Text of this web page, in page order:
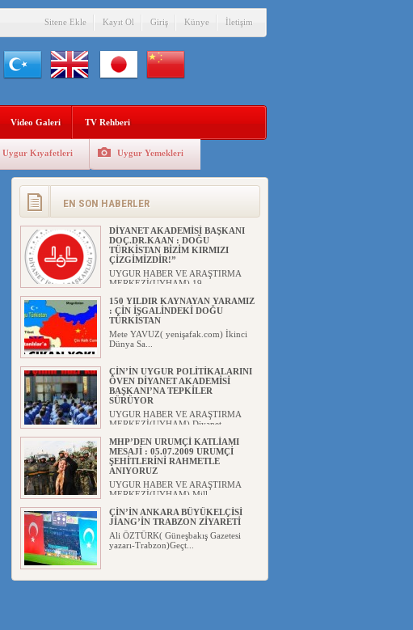
Sitene Ekle Kayıt Ol Giriş Künye İletişim
Video Galeri TV Rehberi
Uygur Kıyafetleri Uygur Yemekleri
EN SON HABERLER
DİYANET AKADEMİSİ BAŞKANI
DOÇ.DR.KAAN : DOĞU
TÜRKİSTAN BİZİM KIRMIZI
ÇİZGİMİZDİR!”
UYGUR HABER VE ARAŞTIRMA
MERKEZİ(UYHAM) 19...
150 YILDIR KAYNAYAN YARAMIZ
: ÇİN İŞGALİNDEKİ DOĞU
TÜRKİSTAN
Mete YAVUZ( yenişafak.com) İkinci
Dünya Sa...
ÇİN’İN UYGUR POLİTİKALARINI
ÖVEN DİYANET AKADEMİSİ
BAŞKANI’NA TEPKİLER
SÜRÜYOR
UYGUR HABER VE ARAŞTIRMA
MERKEZİ(UYHAM) Diyanet
MHP’DEN URUMÇİ KATLİAMI
MESAJİ : 05.07.2009 URUMÇİ
ŞEHİTLERİNİ RAHMETLE
ANIYORUZ
UYGUR HABER VE ARAŞTIRMA
MERKEZİ(UYHAM) Mill...
ÇİN’İN ANKARA BÜYÜKELÇİSİ
JİANG’İN TRABZON ZİYARETİ
Ali ÖZTÜRK( Güneşbakış Gazetesi
yazarı-Trabzon)Geçt...
İŞGALCİ ÇİN’DEN “FETİHLER